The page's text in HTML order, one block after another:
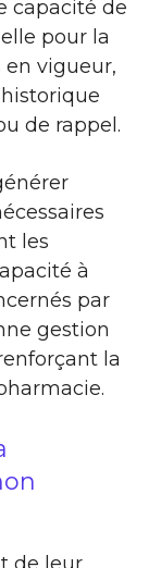
capacité de
pour la
vigueur,
de rappel.
les
à
par
gestion
la